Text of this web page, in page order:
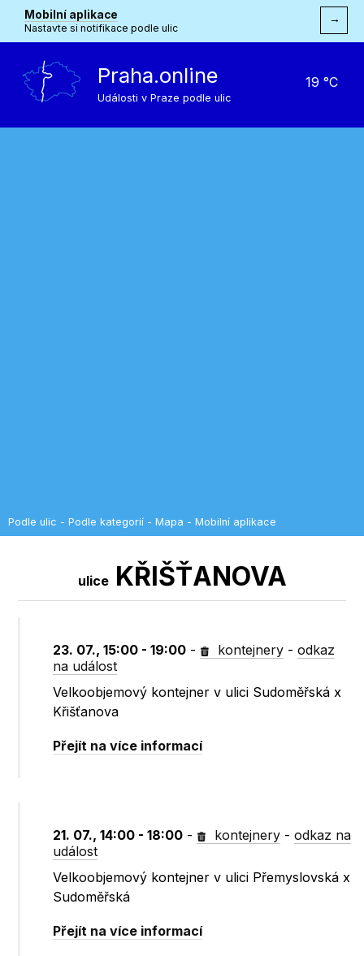
Mobilní aplikace
Nastavte si notifikace podle ulic
→
Praha.online
Události v Praze podle ulic
19 °C
Podle ulic - Podle kategorií - Mapa - Mobilní aplikace
uliceKŘIŠŤANOVA
23. 07., 15:00 - 19:00 - kontejnery -odkaz
na událost
Velkoobjemový kontejner v ulici Sudoměřská x
Křišťanova
Přejít na více informací
21. 07., 14:00 - 18:00 - kontejnery -odkaz na
událost
Velkoobjemový kontejner v ulici Přemyslovská x
Sudoměřská
Přejít na více informací